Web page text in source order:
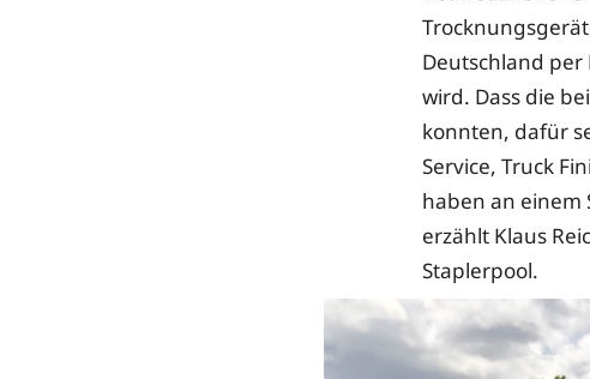
Deutschland
wird. Dass die
konnten, dafür
Service, Truck
haben an einem
erzählt Klaus
Staplerpool.